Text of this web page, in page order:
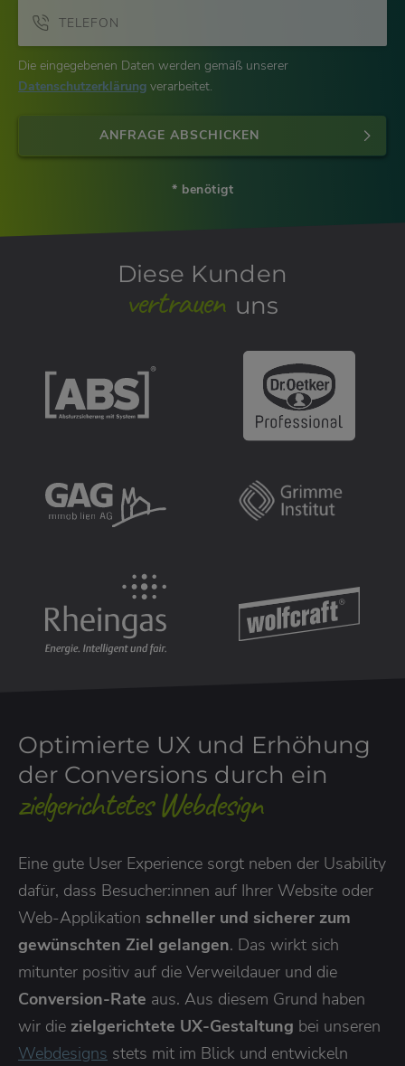
TELEFON
Die eingegebenen Daten werden gemäß unserer
Datenschutzerklärung verarbeitet.
ANFRAGE ABSCHICKEN
* benötigt
Diese Kunden
vertrauen uns
Optimierte UX und Erhöhung
der Conversions durch ein
zielgerichtetes Webdesign
Eine gute User Experience sorgt neben der Usability
dafür, dass Besucher:innen auf Ihrer Website oder
Web-Applikation schneller und sicherer zum
gewünschten Ziel gelangen. Das wirkt sich
mitunter positiv auf die Verweildauer und die
Conversion-Rate aus. Aus diesem Grund haben
wir die zielgerichtete UX-Gestaltung bei unseren
Webdesigns stets mit im Blick und entwickeln